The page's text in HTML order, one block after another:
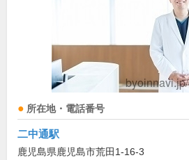
所在地・電話番号
二中通駅
鹿児島県鹿児島市荒田1-16-3